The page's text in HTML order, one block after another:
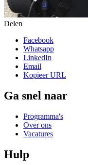
Delen
Facebook
Whatsapp
LinkedIn
Email
Kopieer URL
Ga snel naar
Programma's
Over ons
Vacatures
Hulp